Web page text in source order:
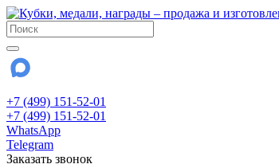
+7 (499) 151-52-01
+7 (499) 151-52-01
WhatsApp
Telegram
Заказать звонок